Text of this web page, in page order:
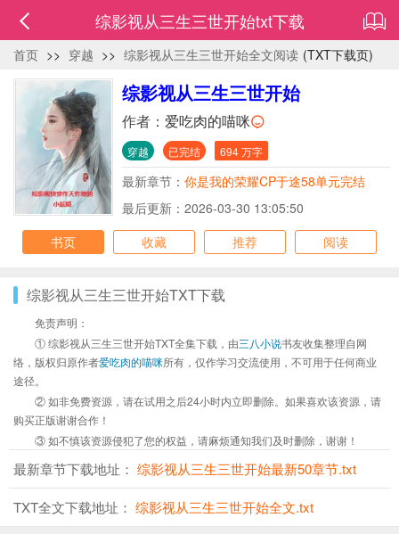
综影视从三生三世开始txt下载
首页 >> 穿越 >> 综影视从三生三世开始全文阅读 (TXT下载页)
综影视从三生三世开始
作者： 爱吃肉的喵咪
穿越 已完结 694 万字
最新章节： 你是我的荣耀CP于途58单元完结
最后更新：2026-03-30 13:05:50
书页
收藏 推荐 阅读
综影视从三生三世开始TXT下载
免责声明：
① 综影视从三生三世开始TXT全集下载，由三八小说书友收集整理自网
络，版权归原作者爱吃肉的喵咪所有，仅作学习交流使用，不可用于任何商业
途径。
② 如非免费资源，请在试用之后24小时内立即删除。如果喜欢该资源，请
购买正版谢谢合作！
③ 如不慎该资源侵犯了您的权益，请麻烦通知我们及时删除，谢谢！
最新章节下载地址： 综影视从三生三世开始最新50章节.txt
TXT全文下载地址： 综影视从三生三世开始全文.txt